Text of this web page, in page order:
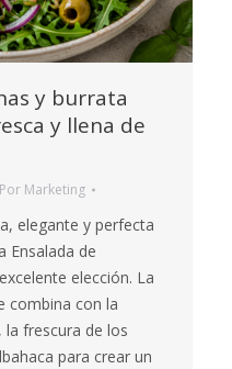
y burrata
y llena de
Por Marketing
elegante y perfecta
Ensalada de
elección. La
combina con la
la frescura de los
para crear un